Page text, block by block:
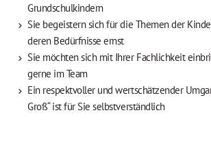
Grundschulkindern
Sie begeistern sich für die Themen der
deren Bedürfnisse ernst
Sie möchten sich mit Ihrer Fachlichkeit
gerne im Team
Ein respektvoller und wertschätzender
Groß“ ist für Sie selbstverständlich